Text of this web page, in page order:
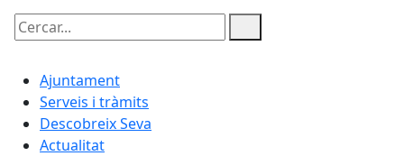
Cercar:
Ajuntament
Serveis i tràmits
Descobreix Seva
Actualitat